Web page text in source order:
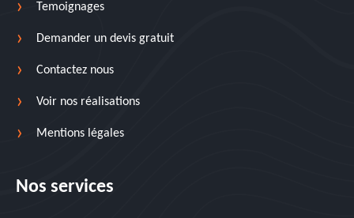
Temoignages
Demander un devis gratuit
Contactez nous
Voir nos réalisations
Mentions légales
Nos services